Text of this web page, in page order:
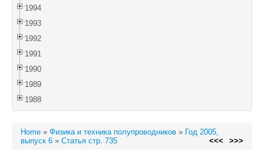
1994
1993
1992
1991
1990
1989
1988
Home » Физика и техника полупроводников » Год 2005,
выпуск 6 » Статья стр. 735 <<< >>>